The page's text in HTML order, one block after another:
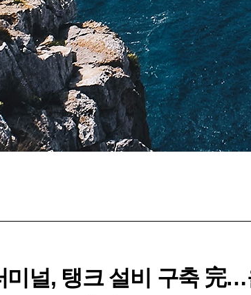
널, 탱크 설비 구축 完